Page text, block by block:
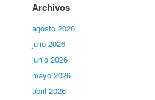
Archivos
agosto 2026
julio 2026
junio 2026
mayo 2026
abril 2026